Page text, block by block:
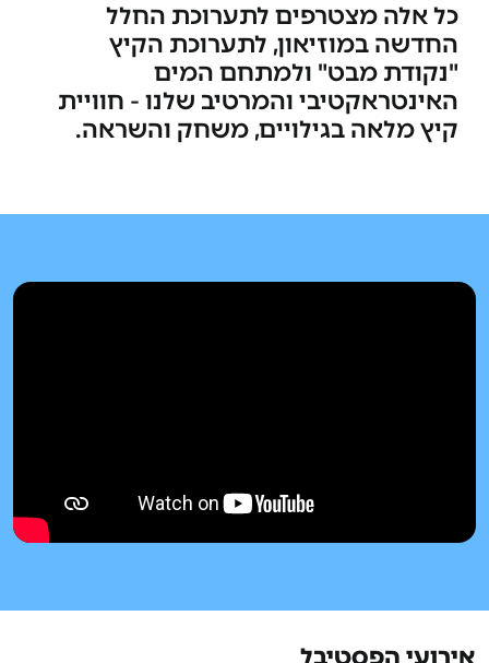
כל אלה מצטרפים לתערוכת החלל
החדשה במוזיאון, לתערוכת הקיץ
"נקודת מבט" ולמתחם המים
האינטראקטיבי והמרטיב שלנו - חוויית
קיץ מלאה בגילויים, משחק והשראה.
אירועי הפסטיבל